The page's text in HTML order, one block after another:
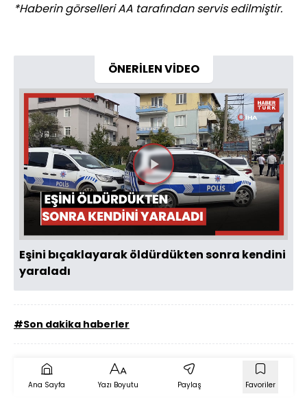
*Haberin görselleri AA tarafından servis edilmiştir.
ÖNERİLEN VİDEO
Videoyu
Oynat
Eşini bıçaklayarak öldürdükten sonra kendini
yaraladı
#Son dakika haberler
Ana Sayfa Yazı Boyutu Paylaş Favoriler